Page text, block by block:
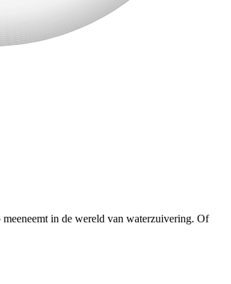
in de wereld van waterzuivering. Of